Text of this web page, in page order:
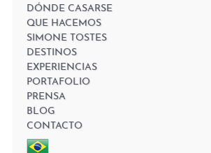
DÓNDE CASARSE
QUE HACEMOS
SIMONE TOSTES
DESTINOS
EXPERIENCIAS
PORTAFOLIO
PRENSA
BLOG
CONTACTO